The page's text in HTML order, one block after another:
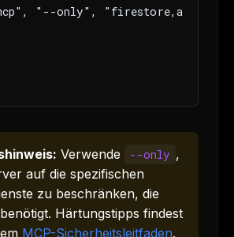
"--only", "firestore,a
Verwende --only ,
auf die spezifischen
zu beschränken, die
Härtungstipps findest
MCP-Sicherheitsleitfaden.